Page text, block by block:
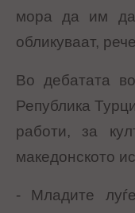
мора да им
обликуваат,
Во дебатата
Република
работи, за
македонското
- Младите